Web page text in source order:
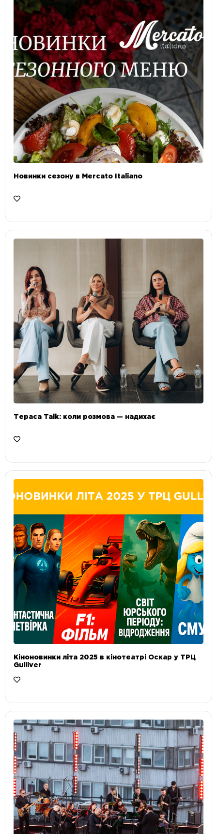
Новинки сезону в Mercato Italiano
Тераса Talk: коли розмова — надихає
Кіноновинки літа 2025 в кінотеатрі Оскар у ТРЦ
Gulliver